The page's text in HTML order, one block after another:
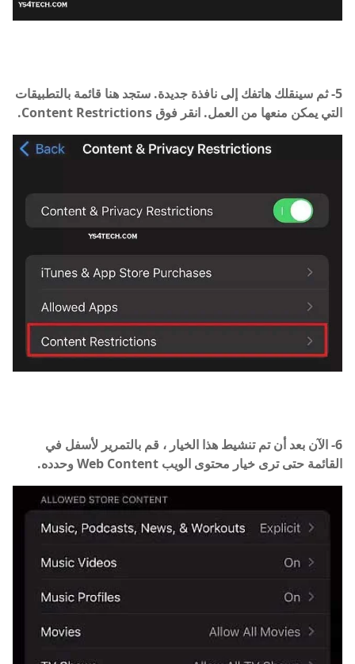
5- ثم سينقلك هاتفك إلى نافذة جديدة. ستجد هنا قائمة بالتطبيقات
التي يمكن منعها من العمل. انقر فوق Content Restrictions.
6- الآن بعد أن تم تنشيط هذا الخيار ، قم بالتمرير لأسفل في
القائمة حتى ترى خيار محتوى الويب Web Content وحدده.